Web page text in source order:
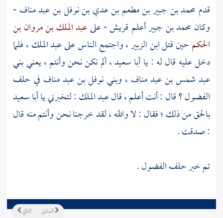
قدم محمد بن جبير بن مطعم بن عدي بن نوفل بن عبد مناف-
وكان محمد بن جبيرأعلم قريش- علىعبد الملك بن مروان بن
الحكمحينقتل ابن الزبير، واجتمع الناس علىعبد الملك، فلما
دخل عليه قال له : ياأبا سعيد، ألم نكن نحن وأنتم ، يعنيبني
عبد شمس بن عبد مناف ، وبني نوفل بن عبد مناف في حلف
الفضول ؟ قال : أنت أعلم ، قالعبد الملك: لتخبرني ياأبا سعيد
بالحق من ذلك ؛ فقال : لا والله ، لقد خرجنا نحن وأنتم منه قال
: صدقت .
تم خبر حلف الفضول .
التالي السابق